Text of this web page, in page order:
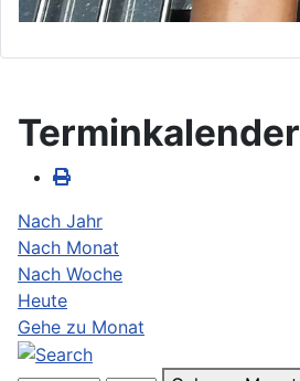
Terminkalender
Nach Jahr
Nach Monat
Nach Woche
Heute
Gehe zu Monat